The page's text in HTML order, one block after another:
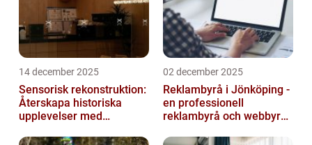
14 december 2025
Sensorisk rekonstruktion:
Återskapa historiska
upplevelser med
02 december 2025
Reklambyrå i Jönköping -
en professionell
reklambyrå och webbyrå